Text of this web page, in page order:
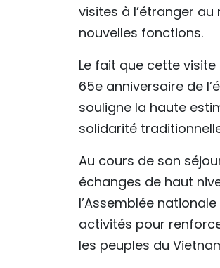
visites à l’étranger
nouvelles fonctions.
Le fait que cette
65e anniversaire de
souligne la haute
solidarité
Au cours de son
échanges de haut
l’Assemblée
activités pour
les peuples du